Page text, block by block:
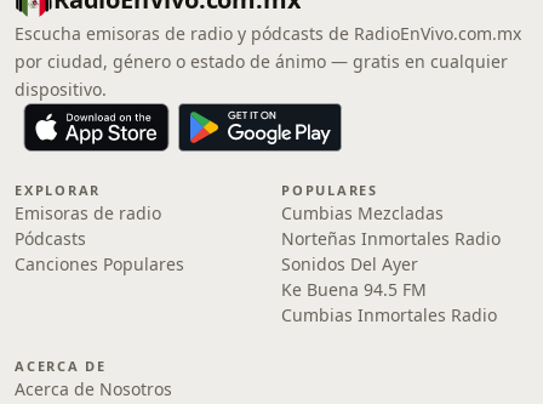
Escucha emisoras de radio y pódcasts de RadioEnVivo.com.mx
por ciudad, género o estado de ánimo — gratis en cualquier
dispositivo.
EXPLORAR
Emisoras de radio
Pódcasts
Canciones Populares
POPULARES
Cumbias Mezcladas
Norteñas Inmortales Radio
Sonidos Del Ayer
Ke Buena 94.5 FM
Cumbias Inmortales Radio
ACERCA DE
Acerca de Nosotros